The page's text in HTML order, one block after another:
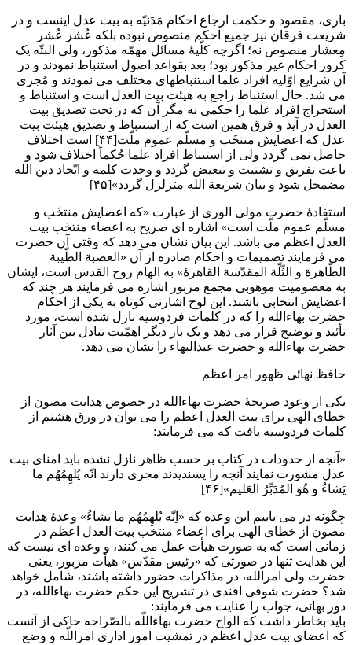
باری، مقصود و حکمت ارجاع احکام مَدَنیّه به بیت عدل اینست و در
شریعت فرقان نیز جمیع احکم منصوص نبوده بلکه عُشر عُشر
مِعشار منصوص نه؛ اگرچه کلّیۀ مسائل مهمّه مذکور، ولی البتّه یک
کرور احکام غیر مذکور بود؛ بعد بقواعد اصول استنباط نمودند و در
آن شرایع اوّلیه افراد علما استنباطهای مختلف می نمودند و مُجری
می شد. حال استنباط راجع به هیئت بیت العدل است و استنباط و
استخراج افراد علما را حکمی نه مگر آن که در تحت تصدیق بیت
العدل در آید و فرق همین است که از استنباط و تصدیق هیئت بیت
عدل که اعضایش منتخَب و مسلّم عموم ملّت[۴۴] است اختلاف
حاصل نمی گردد ولی از استنباط افراد علما حُکماً اختلاف شود و
باعث تفریق و تشتیت و تبعیض گردد و وحدت کلمه و اتّحاد دین الله
مضمحل شود و بیان شریعة الله متزلزل گردد»[۴۵]
استفادۀ حضرت مولی الوری از عبارت «که اعضایش منتخَب و
مسلّم عموم ملّت است» اشاره ای صریح به اعضاء منتخَب بیت
العدل اعظم می باشد. این بیان نشان می دهد که وقتی آن حضرت
می فرمایند تصمیمات و احکام صادره از آن «العصبة الطّیبة
الطّاهرة و الثّلّة المقدّسة القاهرۀ» به الهام روح القدس است، ایشان
به معصومیت موهوبی مجمع مزبور اشاره می فرمایند هر چند که
اعضایش انتخابی باشند. این لوح اشارتی کوتاه به یکی از احکام
حضرت بهاءالله را که در کلمات فردوسیه نازل شده است، مورد
تأئید و توضیح قرار می دهد و یک بار دیگر اهمّیت تبادل بین آثار
حضرت بهاءالله و حضرت عبدالبهاء را نشان می دهد.
حافظ نهائی ظهور امر اعظم
یکی از وعود صریحۀ حضرت بهاءالله در خصوص هدایت مصون از
خطای الهی برای بیت العدل اعظم را می توان در ورق هشتم از
کلمات فردوسیه یافت که می فرمایند:
«آنچه از حدودات در کتاب بر حسب ظاهر نازل نشده باید امنای بیت
عدل مشورت نمایند آنچه را پسندیدند مجری دارند انّه یُلهِمُهُم ما
یَشاءُ و هُوَ المُدَبِّرُ العَلیم»[۴۶]
چگونه در می یابیم این وعده که «اِنّه یُلهِمُهُم ما یَشاءُ» وعدۀ هدایت
مصون از خطای الهی برای اعضاء منتخب بیت العدل اعظم در
زمانی است که به صورت هیأت عمل می کنند، و وعده ای نیست که
این هدایت تنها در صورتی که «رئیس مقدّس» هیأت مزبور، یعنی
حضرت ولی امرالله، در مذاکرات حضور داشته باشند، شامل خواهد
شد؟ حضرت شوقی افندی در تشریح این حکم حضرت بهاءالله، در
دور بهائی، جواب را عنایت می فرمایند:
باید بخاطر داشت که الواح حضرت بهآءاللّه بالصّراحه حاکی از آنست
که اعضای بیت عدل اعظم در تمشیت امور اداری امراللّه و وضع